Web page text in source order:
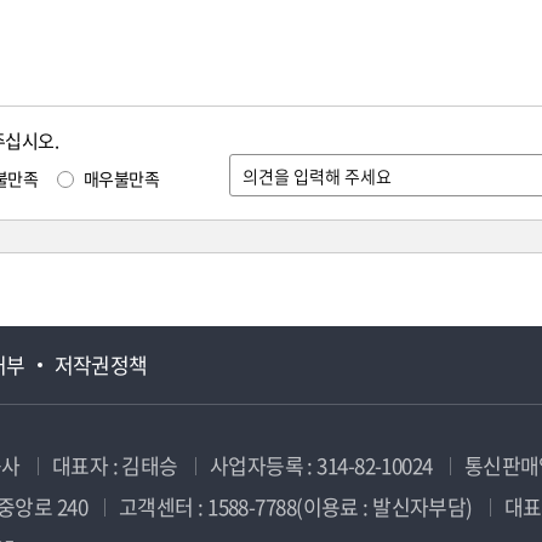
시오.
만족 매우불만족
부 저작권정책
대표자 : 김태승 사업자등록 : 314-82-10024
통신판
앙로 240
고객센터 : 1588-7788(이용료 : 발신자부담)
대